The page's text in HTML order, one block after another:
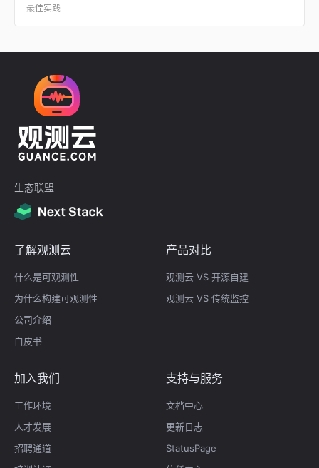
最佳实践
生态联盟
了解观测云
什么是可观测性
为什么构建可观测性
公司介绍
白皮书
产品对比
观测云 VS 开源自建
观测云 VS 传统监控
加入我们
工作环境
人才发展
招聘通道
支持与服务
文档中心
更新日志
StatusPage